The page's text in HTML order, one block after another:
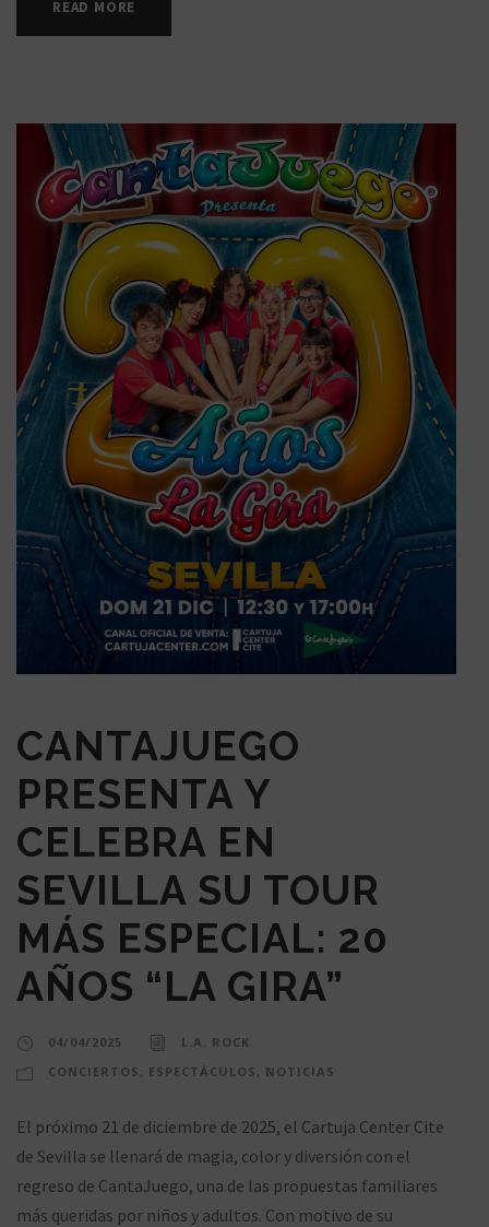
READ MORE
CANTAJUEGO
PRESENTA Y
CELEBRA EN
SEVILLA SU TOUR
MÁS ESPECIAL: 20
AÑOS “LA GIRA”
04/04/2025
L.A. ROCK
CONCIERTOS , ESPECTÁCULOS , NOTICIAS
El próximo 21 de diciembre de 2025, el Cartuja Center Cite
de Sevilla se llenará de magia, color y diversión con el
regreso de CantaJuego, una de las propuestas familiares
más queridas por niños y adultos. Con motivo de su